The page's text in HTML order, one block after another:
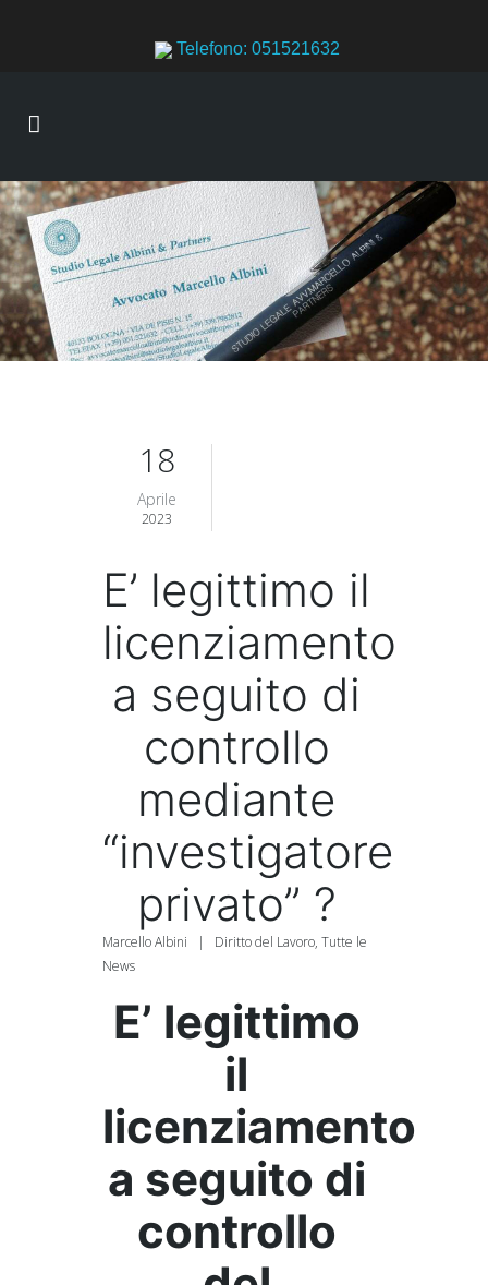
Telefono: 051521632
18
Aprile
2023
E’ legittimo il
licenziamento
a seguito di
controllo
mediante
“investigatore
privato” ?
Marcello Albini | Diritto del Lavoro, Tutte le
News
E’ legittimo
il
licenziamento
a seguito di
controllo